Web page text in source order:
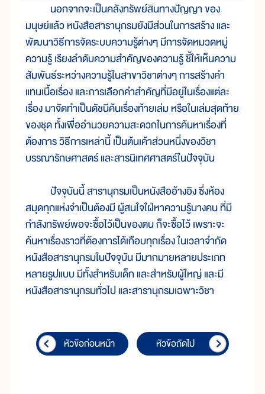
นอกจากจะเป็นคลังทรัพย์สินทางปัญญา ของ
มนุษย์แล้ว หนังสือสารานุกรมยังมีส่วนในการสร้าง และ
พัฒนาวิธีการจัดระบบความรู้ต่างๆ มีการจัดหมวดหมู่
ความรู้ เรียงลำดับความสำคัญของความรู้ ชี้ให้เห็นความ
สัมพันธ์ระหว่างความรู้ในสาขาวิชาต่างๆ การสร้างคำ
แทนเนื้อเรื่อง และการเลือกคำสำคัญที่มีอยู่ในเรื่องแต่ละ
เรื่อง มาจัดทำเป็นดัชนีค้นเรื่องท้ายเล่ม หรือในเล่มสุดท้าย
ของชุด ทั้งเพื่ออำนวยความสะดวกในการค้นหาเรื่องที่
ต้องการ วิธีการเหล่านี้ เป็นต้นเค้าส่วนหนึ่งของวิชา
บรรณารักษศาสตร์ และสารนิเทศศาสตร์ในปัจจุบัน
ปัจจุบันนี้ สารานุกรมเป็นหนังสืออ้างอิง ซึ่งห้อง
สมุดทุกแห่งจำเป็นต้องมี ผู้สนใจใฝ่หาความรู้บางคน ที่มี
กำลังทรัพย์พอจะซื้อไว้เป็นของตน ก็จะซื้อไว้ เพราะจะ
ค้นหาเรื่องราวที่ต้องการได้เกือบทุกเรื่อง ในเวลาจำกัด
หนังสือสารานุกรมในปัจจุบัน มีมากมายหลายประเภท
หลายรูปแบบ มีทั้งสำหรับเด็ก และสำหรับผู้ใหญ่ และมี
หนังสือสารานุกรมทั่วไป และสารานุกรมเฉพาะวิชา
หัวข้อก่อนหน้า หัวข้อถัดไป